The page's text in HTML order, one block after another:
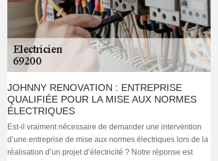
JOHNNY RENOVATION : ENTREPRISE
QUALIFIÉE POUR LA MISE AUX NORMES
ÉLECTRIQUES
Est-il vraiment nécessaire de demander une intervention
d’une entreprise de mise aux normes électriques lors de la
réalisation d’un projet d’électricité ? Notre réponse est